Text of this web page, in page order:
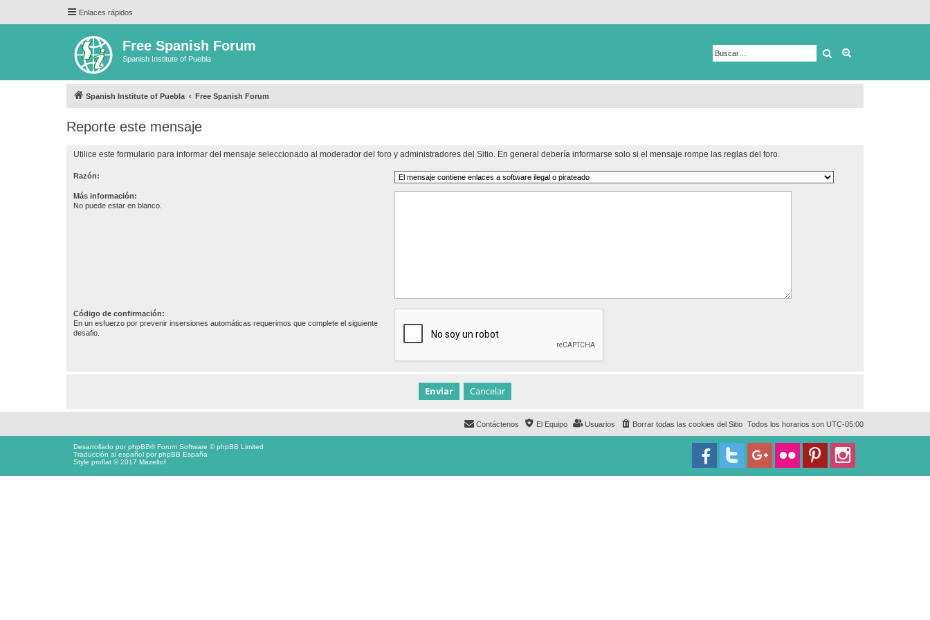
Enlaces rápidos
Free Spanish Forum
Spanish Institute of Puebla Buscar
Spanish Institute of Puebla Free Spanish Forum
Reporte este mensaje
Utilice este formulario para informar del mensaje seleccionado al moderador del foro y administradores del Sitio. En general debería informarse solo si el mensaje rompe las reglas del foro.
Razón:
Más información:
No puede estar en blanco.
Código de confirmación:
En un esfuerzo por prevenir insersiones automáticas requerimos que complete el siguiente
desafio.
Todos los horarios son UTC-05:00
Borrar todas las cookies del Sitio
Usuarios
El Equipo
Contáctenos
Desarrollado porphpBB® Forum Software © phpBB Limited
Traducción al español porphpBB España
Style proflat © 2017 Mazeltof